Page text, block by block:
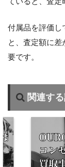
付属品を評価し
と、査定額に
要です。
関連す